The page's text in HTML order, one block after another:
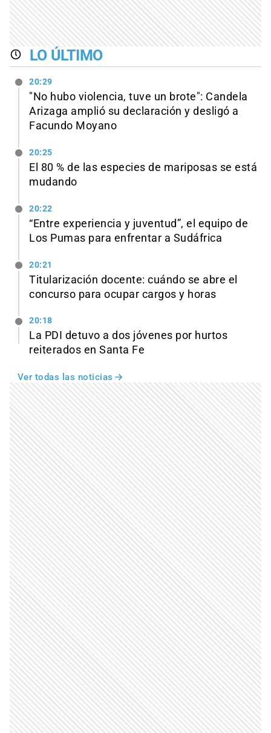
LO ÚLTIMO
20:29
"No hubo violencia, tuve un brote": Candela
Arizaga amplió su declaración y desligó a
Facundo Moyano
20:25
El 80 % de las especies de mariposas se está
mudando
20:22
“Entre experiencia y juventud”, el equipo de
Los Pumas para enfrentar a Sudáfrica
20:21
Titularización docente: cuándo se abre el
concurso para ocupar cargos y horas
20:18
La PDI detuvo a dos jóvenes por hurtos
reiterados en Santa Fe
Ver todas las noticias